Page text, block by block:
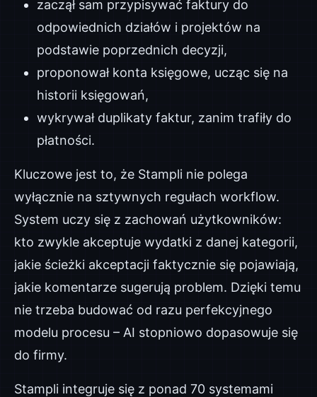
zaczął sam przypisywać faktury do
odpowiednich działów i projektów na
podstawie poprzednich decyzji,
proponował konta księgowe, ucząc się na
historii księgowań,
wykrywał duplikaty faktur, zanim trafiły do
płatności.
Kluczowe jest to, że Stampli nie polega
wyłącznie na sztywnych regułach workflow.
System uczy się z zachowań użytkowników:
kto zwykle akceptuje wydatki z danej kategorii,
jakie ścieżki akceptacji faktycznie się pojawiają,
jakie komentarze sugerują problem. Dzięki temu
nie trzeba budować od razu perfekcyjnego
modelu procesu – AI stopniowo dopasowuje się
do firmy.
Stampli integruje się z ponad 70 systemami